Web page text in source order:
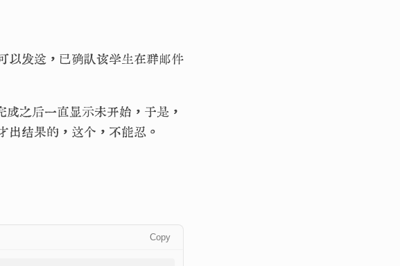
以发送，已确认该学生在群邮件
成之后一直显示未开始，于是，
出结果的，这个，不能忍。
Copy